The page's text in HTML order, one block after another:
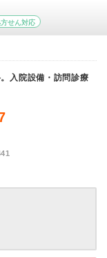
せん対応
入院設備・訪問診療